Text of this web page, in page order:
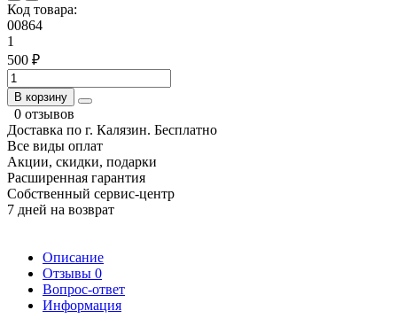
Код товара:
00864
1
500 ₽
В корзину
0 отзывов
Доставка по г. Калязин. Бесплатно
Все виды оплат
Акции, скидки, подарки
Расширенная гарантия
Собственный сервис-центр
7 дней на возврат
Описание
Отзывы 0
Вопрос-ответ
Информация